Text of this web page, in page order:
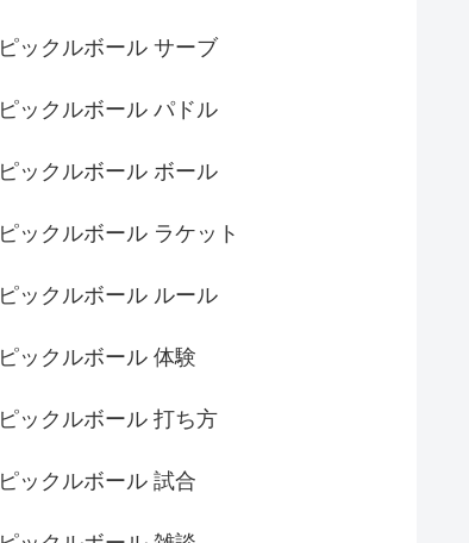
ピックルボール サーブ
ピックルボール パドル
ピックルボール ボール
ピックルボール ラケット
ピックルボール ルール
ピックルボール 体験
ピックルボール 打ち方
ピックルボール 試合